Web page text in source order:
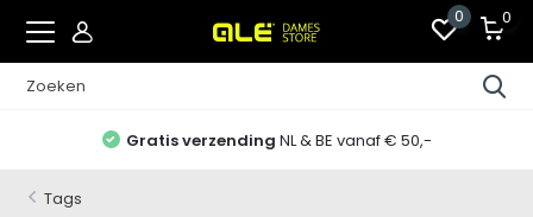
0 0
Gratis verzending NL & BE vanaf € 50,-
Tags